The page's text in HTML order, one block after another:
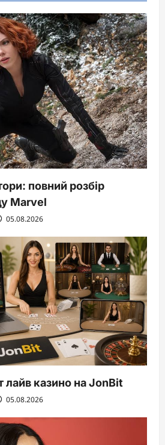
повний розбір
Marvel
05.08.2026
лайв казино на JonBit
05.08.2026